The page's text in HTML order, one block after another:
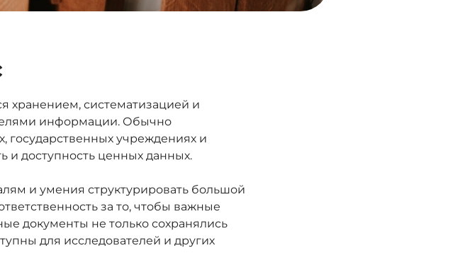
хранением, систематизацией и
информации. Обычно
государственных учреждениях и
и доступность ценных данных.
и умения структурировать большой
за то, чтобы важные
документы не только сохранялись
для исследователей и других